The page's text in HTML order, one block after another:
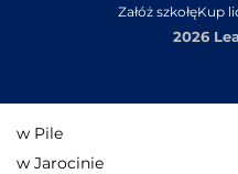
2026
Załóż szkołęKup
w Pile
w Jarocinie